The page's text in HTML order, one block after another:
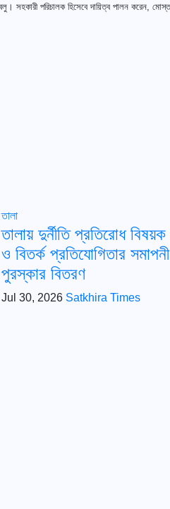
সহকারী পরিচালক হিসেবে দায়িত্ব পালন করেন,
তালা
তালায় দুর্নীতি প্রতিরোধ বিষয়ক
ও বিতর্ক প্রতিযোগিতার
পুরস্কার বিতরণ
Jul 30, 2026 Satkhira Times